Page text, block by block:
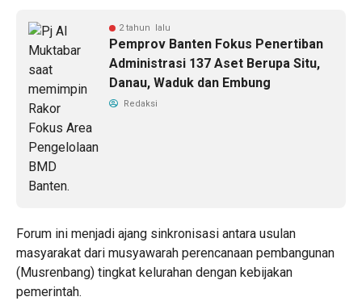
2 tahun lalu
Pemprov Banten Fokus Penertiban
Administrasi 137 Aset Berupa Situ,
Danau, Waduk dan Embung
Redaksi
Forum ini menjadi ajang sinkronisasi antara usulan
masyarakat dari musyawarah perencanaan pembangunan
(Musrenbang) tingkat kelurahan dengan kebijakan
pemerintah.